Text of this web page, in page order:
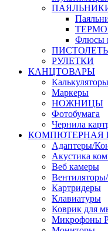
Флюсы
РУЛЕТКИ
КАНЦТОВАРЫ
Калькуляторы
Маркеры
НОЖНИЦЫ
Фотобумага
Чернила
КОМПЮТЕРНАЯ
Адаптеры/
Акустика
Веб камеры
Картридеры
Клавиатуры
Коврик для
Микрофоны